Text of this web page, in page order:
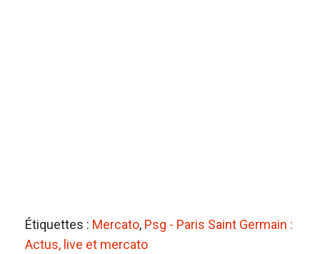
Étiquettes : Mercato, Psg - Paris Saint Germain :
Actus, live et mercato